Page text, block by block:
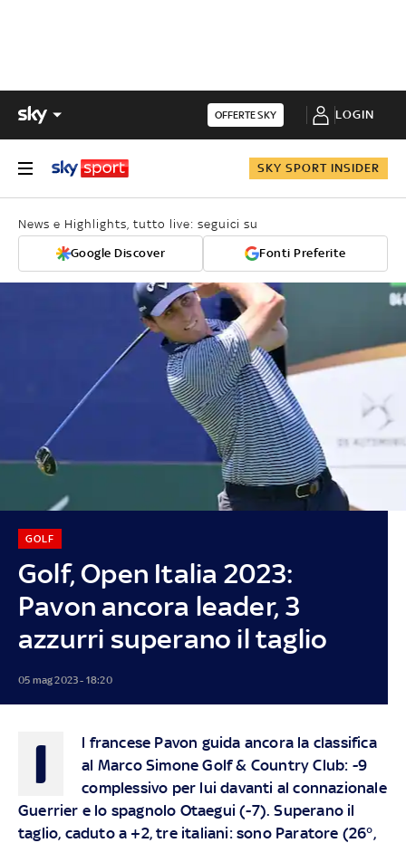
OFFERTE SKY LOGIN
SKY SPORT INSIDER
News e Highlights, tutto live: seguici su
Google Discover Fonti Preferite
Golf, Open Italia 2023:
Pavon ancora leader, 3
azzurri superano il taglio
GOLF
05 mag 2023 - 18:20
I
l francese Pavon guida ancora la classifica
al Marco Simone Golf & Country Club: -9
complessivo per lui davanti al connazionale
Guerrier e lo spagnolo Otaegui (-7). Superano il
taglio, caduto a +2, tre italiani: sono Paratore (26°,